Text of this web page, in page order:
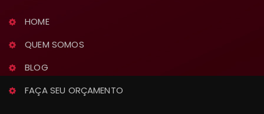
HOME
QUEM SOMOS
BLOG
FAÇA SEU ORÇAMENTO